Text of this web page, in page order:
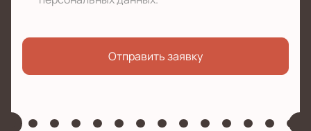
Отправить заявку